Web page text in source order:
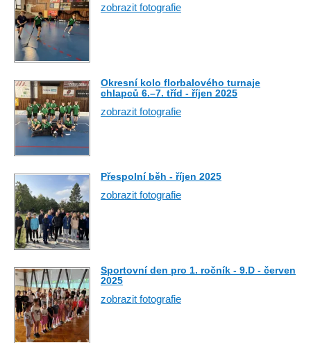
zobrazit fotografie
Okresní kolo florbalového turnaje
chlapců 6.–7. tříd - říjen 2025
zobrazit fotografie
Přespolní běh - říjen 2025
zobrazit fotografie
Sportovní den pro 1. ročník - 9.D - červen
2025
zobrazit fotografie